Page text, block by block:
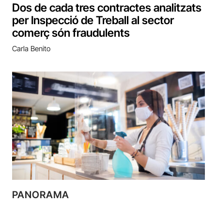
Dos de cada tres contractes analitzats
per Inspecció de Treball al sector
comerç són fraudulents
Carla Benito
PANORAMA